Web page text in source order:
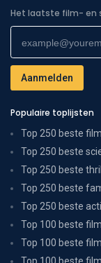
Het laatste film- en
Populaire toplijsten
Top 250 beste
Top 250 beste
Top 250 beste
Top 250 beste
Top 250 beste
Top 100 beste
Top 100 beste
Top 100 beste